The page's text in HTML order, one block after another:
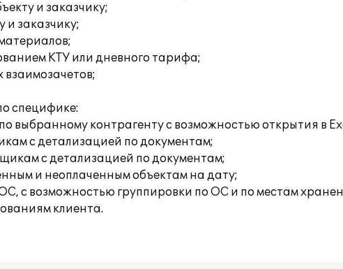
и заказчику;
и заказчику;
КТУ или дневного тарифа;
специфике:
выбранному контрагенту с возможностью открытия в
с детализацией по документам;
с детализацией по документам;
и неоплаченным объектам на дату;
с возможностью группировки по ОС и по местам
клиента.